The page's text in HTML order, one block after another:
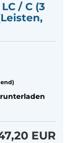
/ C (3
EUR